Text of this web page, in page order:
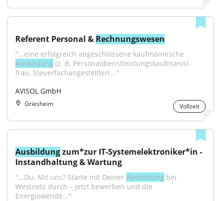
Referent Personal & Rechnungswesen
Ausbildung (z. B. Personaldienstleistungskaufmann/-
frau, Steuerfachangestellte/r..."
AVISOL GmbH
Griesheim Vollzeit
Ausbildung zum*zur IT-Systemelektroniker*in -
Instandhaltung & Wartung
"...Du. Mit uns? Starte mit Deiner Ausbildung bei
Westnetz durch – jetzt bewerben und die
Energiewende..."